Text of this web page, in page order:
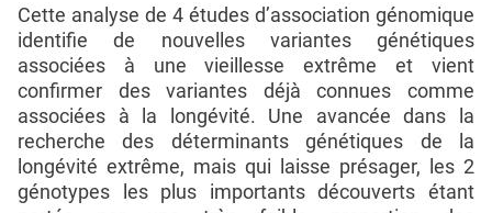
Cette analyse de 4 études d’association génomique
identifie de nouvelles variantes génétiques
associées à une vieillesse extrême et vient
confirmer des variantes déjà connues comme
associées à la longévité. Une avancée dans la
recherche des déterminants génétiques de la
longévité extrême, mais qui laisse présager, les 2
génotypes les plus importants découverts étant